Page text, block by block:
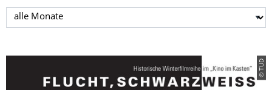
Monat auswählen
© TUD